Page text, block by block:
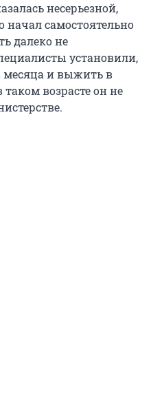
несерьезной,
самостоятельно
далеко не
установили,
месяца и выжить в
возрасте он не